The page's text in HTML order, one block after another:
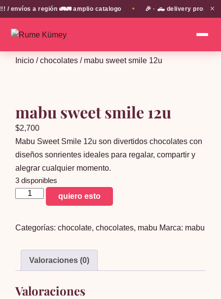
envíos a región 🚛🚛 amplio catalogo 🎉 · 🛻 delivery propio en
✕
Inicio /chocolates / mabu sweet smile 12u
mabu sweet smile 12u
$2,700
Mabu Sweet Smile 12u son divertidos chocolates con
diseños sonrientes ideales para regalar, compartir y
alegrar cualquier momento.
3 disponibles
mabu
12u
quiero esto
Categorías:chocolate,chocolates, mabu Marca: mabu
Valoraciones (0)
Valoraciones